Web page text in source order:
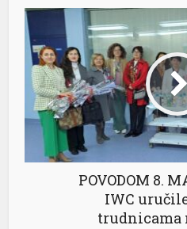
POVODOM 8.
IWC
trudnicama